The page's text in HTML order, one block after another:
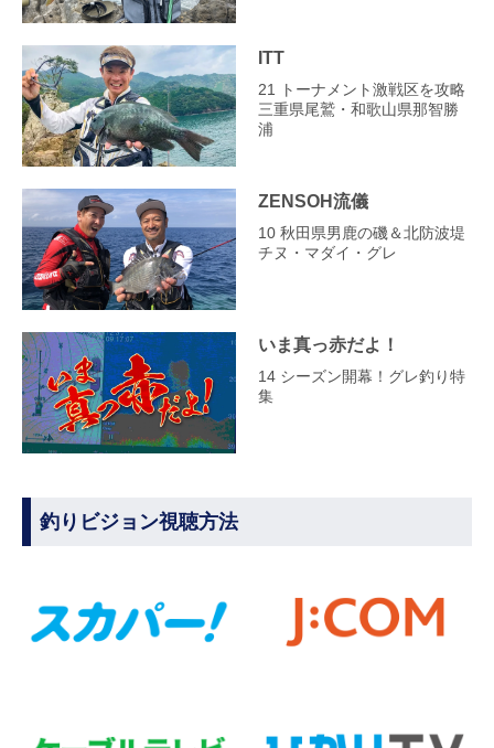
ITT
21 トーナメント激戦区を攻略
三重県尾鷲・和歌山県那智勝
浦
ZENSOH流儀
10 秋田県男鹿の磯＆北防波堤
チヌ・マダイ・グレ
いま真っ赤だよ！
14 シーズン開幕！グレ釣り特
集
釣りビジョン視聴方法